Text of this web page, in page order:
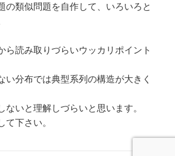
の類似問題を自作して、いろいろと
ら読み取りづらいウッカリポイント
い分布では典型系列の構造が大きく
ないと理解しづらいと思います。
て下さい。